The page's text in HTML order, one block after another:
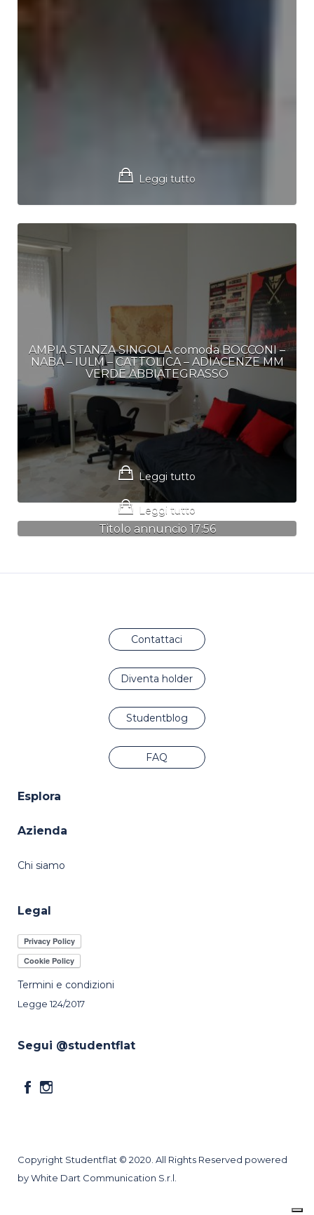
Leggi tutto
AMPIA STANZA SINGOLA comoda BOCCONI –
NABA – IULM – CATTOLICA – ADIACENZE MM
VERDE ABBIATEGRASSO
Leggi tutto
Titolo annuncio 17:56
Leggi tutto
Contattaci
Diventa holder
Studentblog
FAQ
Esplora
Azienda
Chi siamo
Legal
Termini e condizioni
Legge 124/2017
Segui @studentflat
Copyright Studentflat © 2020. All Rights Reserved powered
by White Dart Communication S.r.l.